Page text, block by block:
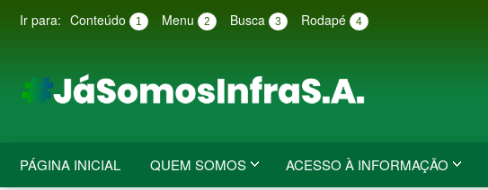
Ir para: Conteúdo 1 Menu 2 Busca 3 Rodapé 4
PÁGINA INICIAL QUEM SOMOS ACESSO À INFORMAÇÃO